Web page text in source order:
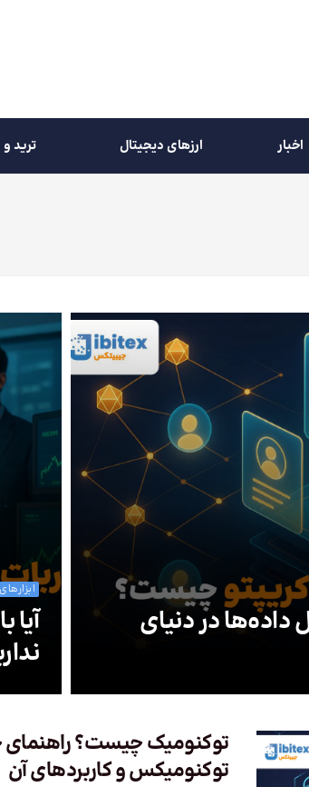
اخبار ارزهای دیجیتال ترید
داده‌ها در دنیای
آیا
توکنومیک چیست؟ راهنمای
توکنومیکس و کاربردهای آن